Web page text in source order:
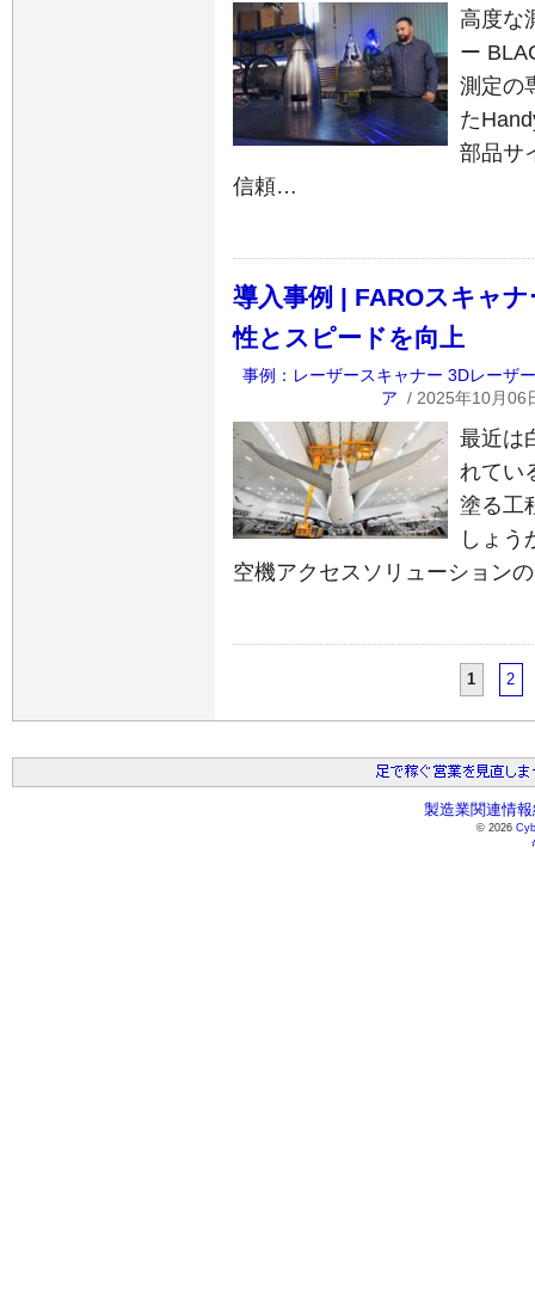
高度な
ー
測定の
た
部品サ
信頼…
導入事例 | FAROスキャ
性とスピードを向上
事例：レーザースキャナー 3Dレーザ
ア / 2025年10月06
最近は
れてい
塗る工
しょう
空機アクセスソリューション
1 2
製造業関連情
© 2026